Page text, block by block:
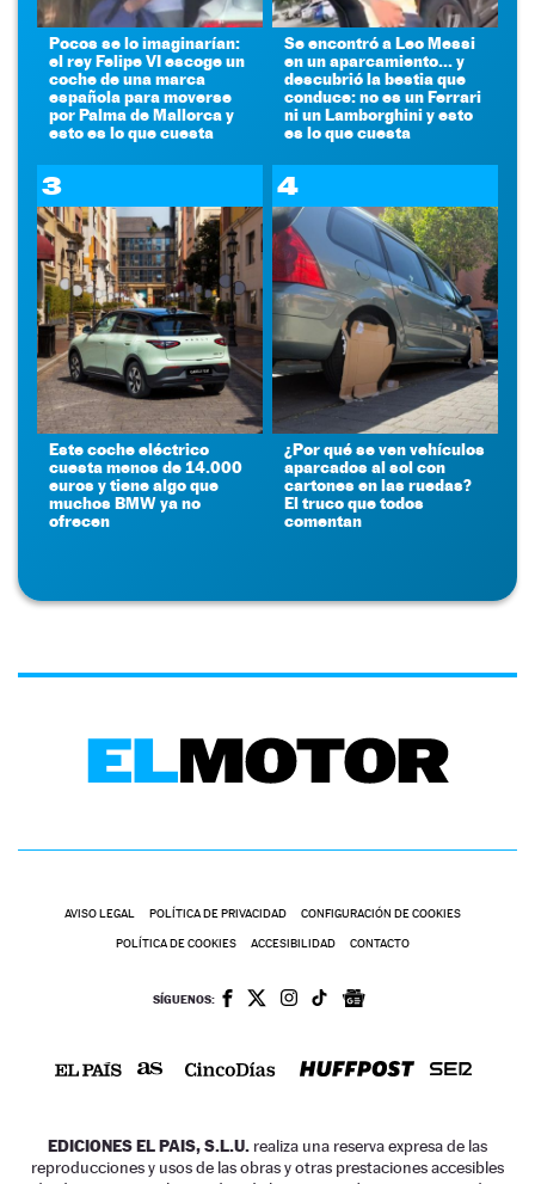
Pocos se lo imaginarían:
el rey Felipe VI escoge un
coche de una marca
española para moverse
por Palma de Mallorca y
esto es lo que cuesta
Se encontró a Leo Messi
en un aparcamiento... y
descubrió la bestia que
conduce: no es un Ferrari
ni un Lamborghini y esto
es lo que cuesta
3
Este coche eléctrico
cuesta menos de 14.000
euros y tiene algo que
muchos BMW ya no
ofrecen
4
¿Por qué se ven vehículos
aparcados al sol con
cartones en las ruedas?
El truco que todos
comentan
AVISO LEGAL POLÍTICA DE PRIVACIDAD CONFIGURACIÓN DE COOKIES
POLÍTICA DE COOKIES ACCESIBILIDAD CONTACTO
SÍGUENOS:
EDICIONES EL PAIS, S.L.U. realiza una reserva expresa de las
reproducciones y usos de las obras y otras prestaciones accesibles